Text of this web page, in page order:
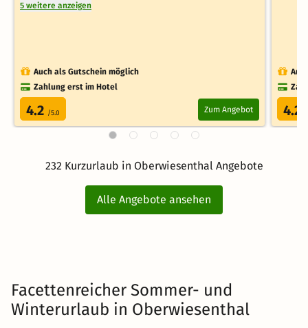
5 weitere anzeigen
Auch als Gutschein möglich
Zahlung erst im Hotel
4.2 /5.0 Zum Angebot 4.2
232 Kurzurlaub in Oberwiesenthal Angebote
Alle Angebote ansehen
Facettenreicher Sommer- und
Winterurlaub in Oberwiesenthal